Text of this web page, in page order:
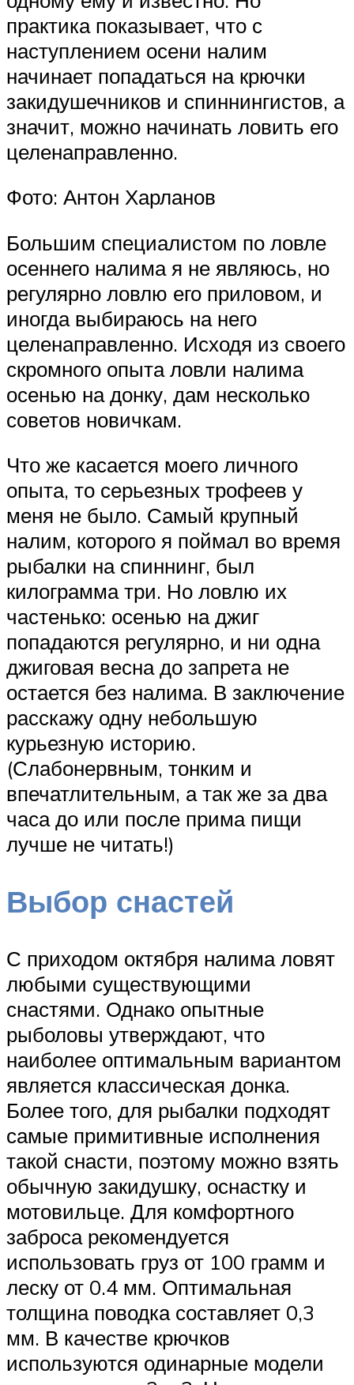
практика показывает, что с
наступлением осени налим
начинает попадаться на крючки
закидушечников и спиннингистов, а
значит, можно начинать ловить его
целенаправленно.
Фото: Антон Харланов
Большим специалистом по ловле
осеннего налима я не являюсь, но
регулярно ловлю его приловом, и
иногда выбираюсь на него
целенаправленно. Исходя из своего
скромного опыта ловли налима
осенью на донку, дам несколько
советов новичкам.
Что же касается моего личного
опыта, то серьезных трофеев у
меня не было. Самый крупный
налим, которого я поймал во время
рыбалки на спиннинг, был
килограмма три. Но ловлю их
частенько: осенью на джиг
попадаются регулярно, и ни одна
джиговая весна до запрета не
остается без налима. В заключение
расскажу одну небольшую
курьезную историю.
(Слабонервным, тонким и
впечатлительным, а так же за два
часа до или после прима пищи
лучше не читать!)
Выбор снастей
С приходом октября налима ловят
любыми существующими
снастями. Однако опытные
рыболовы утверждают, что
наиболее оптимальным вариантом
является классическая донка.
Более того, для рыбалки подходят
самые примитивные исполнения
такой снасти, поэтому можно взять
обычную закидушку, оснастку и
мотовильце. Для комфортного
заброса рекомендуется
использовать груз от 100 грамм и
леску от 0.4 мм. Оптимальная
толщина поводка составляет 0,3
мм. В качестве крючков
используются одинарные модели